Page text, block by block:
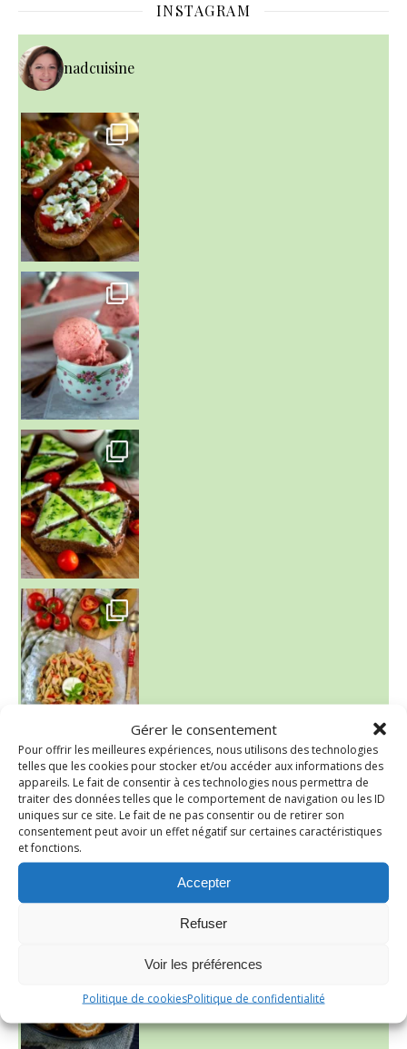
Gérer le consentement
Pour offrir les meilleures expériences, nous utilisons des technologies
telles que les cookies pour stocker et/ou accéder aux informations des
appareils. Le fait de consentir à ces technologies nous permettra de
traiter des données telles que le comportement de navigation ou les ID
uniques sur ce site. Le fait de ne pas consentir ou de retirer son
consentement peut avoir un effet négatif sur certaines caractéristiques
et fonctions.
Accepter
Refuser
Voir les préférences
Politique de cookiesPolitique de confidentialité
INSTAGRAM
nadcuisine
~ NICE CREAM À LA FRAISE ~
Presque un mois que
~ SALADE DE PÂTES AUX DEUX TOMATES THON ET BURRA
~ FINANCIERS MYRTILLES ET CITRON ~
Aujourd'hu